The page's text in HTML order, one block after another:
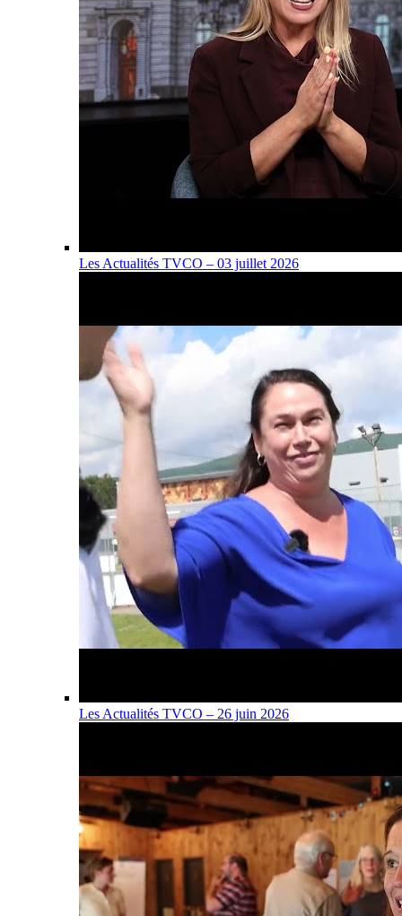
Les Actualités TVCO – 03 juillet 2026
Les Actualités TVCO – 26 juin 2026